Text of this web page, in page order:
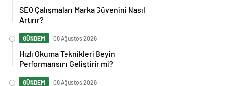
SEO Çalışmaları Marka Güvenini Nasıl
Artırır?
GÜNDEM 08 Ağustos 2026
Hızlı Okuma Teknikleri Beyin
Performansını Geliştirir mi?
GÜNDEM 08 Ağustos 2026